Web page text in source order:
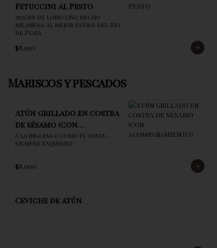
Fetuccini al Pesto
250grs de lomo liso hecho
milanesa, al mejor estilo del Río
de Plata
$8.950
Mariscos y pescados
Atún grillado en costra
de sésamo (con
acompañamiento)
A la inglesa o como te guste…
siempre exquisito
$8.900
Ceviche de atún